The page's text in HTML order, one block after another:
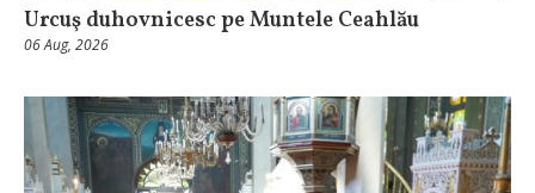
Urcuş duhovnicesc pe Muntele Ceahlău
06 Aug, 2026